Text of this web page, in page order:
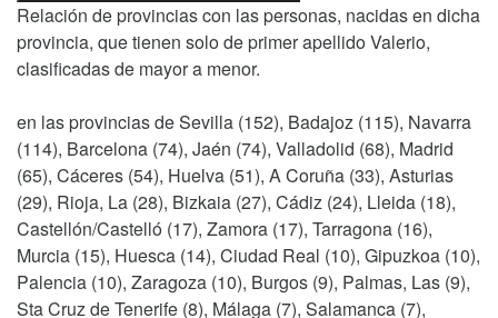
Relación de provincias con las personas, nacidas en dicha
provincia, que tienen solo de primer apellido Valerio,
clasificadas de mayor a menor.
en las provincias de Sevilla (152), Badajoz (115), Navarra
(114), Barcelona (74), Jaén (74), Valladolid (68), Madrid
(65), Cáceres (54), Huelva (51), A Coruña (33), Asturias
(29), Rioja, La (28), Bizkaia (27), Cádiz (24), Lleida (18),
Castellón/Castelló (17), Zamora (17), Tarragona (16),
Murcia (15), Huesca (14), Ciudad Real (10), Gipuzkoa (10),
Palencia (10), Zaragoza (10), Burgos (9), Palmas, Las (9),
Sta Cruz de Tenerife (8), Málaga (7), Salamanca (7),